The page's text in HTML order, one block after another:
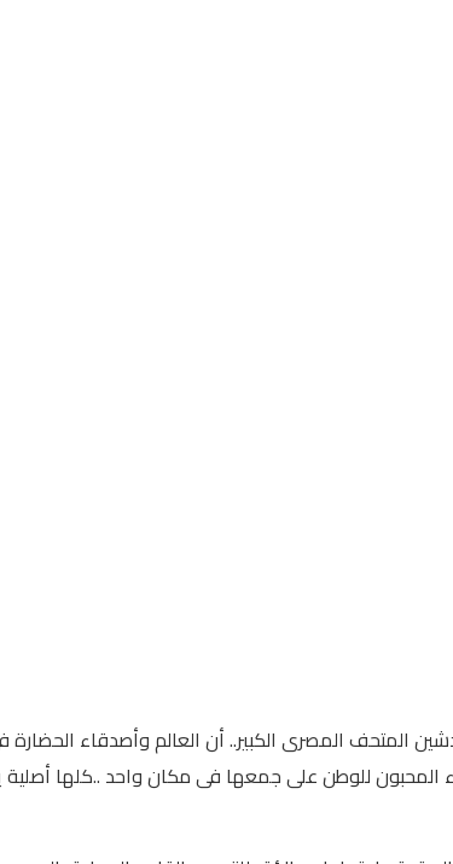
المتحف المصرى الكبير.. أن العالم وأصدقاء
المحبون للوطن على جمعها فى مكان واحد ..كلها